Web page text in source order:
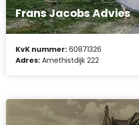
Frans Jacobs Advies
KvK nummer: 60871326
Adres: Amethistdijk 222